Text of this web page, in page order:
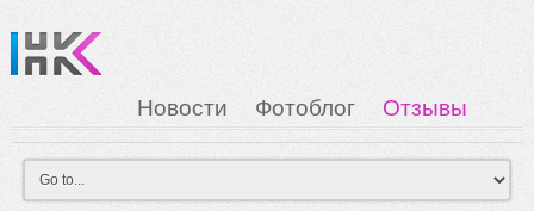
Новости Фотоблог
Отзывы
Загрузка
Мои Картинки Вход